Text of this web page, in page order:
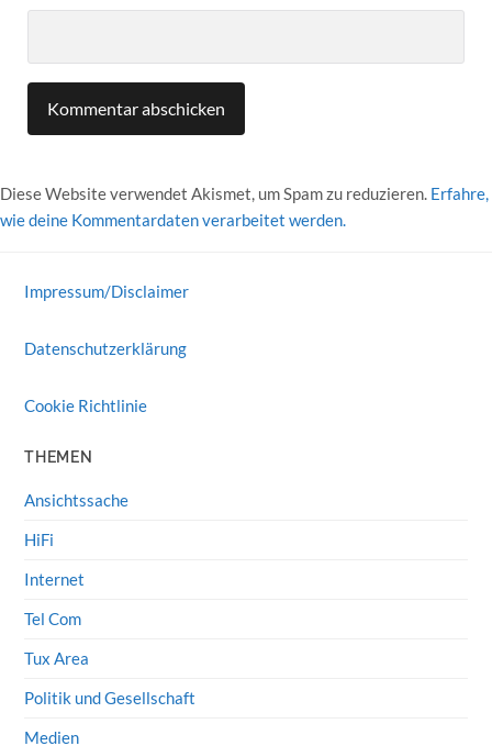
Diese Website verwendet Akismet, um Spam zu reduzieren. Erfahre,
wie deine Kommentardaten verarbeitet werden.
Impressum/Disclaimer
Datenschutzerklärung
Cookie Richtlinie
THEMEN
Ansichtssache
HiFi
Internet
Tel Com
Tux Area
Politik und Gesellschaft
Medien